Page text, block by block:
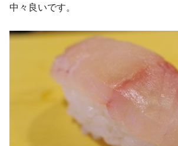
中々良いです。